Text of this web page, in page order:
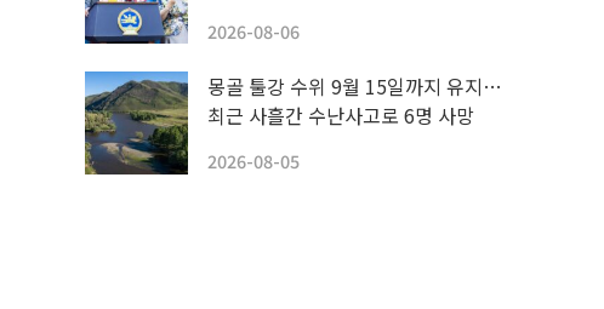
2026-08-06
몽골 툴강 수위 9월 15일까지 유지…
최근 사흘간 수난사고로 6명 사망
2026-08-05